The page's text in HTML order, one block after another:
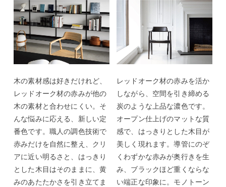
木の素材感は好きだけれど、
レッドオーク材の赤みが他の
木の素材と合わせにくい。そ
んな悩みに応える、新しい定
番色です。職人の調色技術で
赤みだけを自然に整え、クリ
アに近い明るさと、はっきり
とした木目はそのままに、黄
みのあたたかさを引き立てま
レッドオーク材の赤みを活か
しながら、空間を引き締める
炭のような上品な濃色です。
オープン仕上げのマットな質
感で、はっきりとした木目が
美しく現れます。導管にのぞ
くわずかな赤みが奥行きを生
み、ブラックほど重くならな
い端正な印象に。モノトーン